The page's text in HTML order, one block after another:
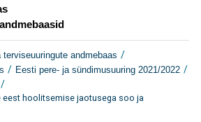
terviseuuringute andmebaas /
/ Eesti pere- ja sündimusuuring 2021/2022 /
/
eest hoolitsemise jaotusega soo ja